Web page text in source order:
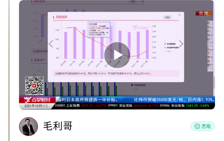
毛利哥